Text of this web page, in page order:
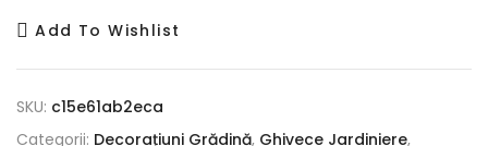
de
Flori
din
Add To Wishlist
SKU: c15e61ab2eca
Categorii: Decorațiuni Grădină, Ghivece Jardiniere,